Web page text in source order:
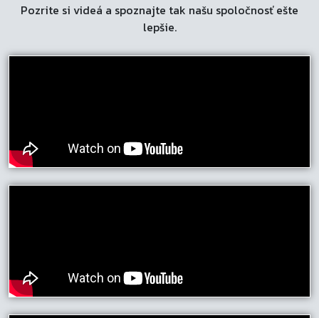
Pozrite si videá a spoznajte tak našu spoločnosť ešte
lepšie.